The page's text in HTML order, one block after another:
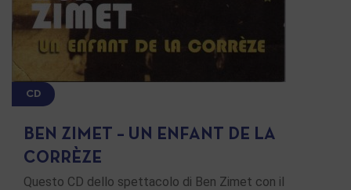
CD
BEN ZIMET – UN ENFANT DE LA
CORRÈZE
Questo CD dello spettacolo di Ben Zimet con il